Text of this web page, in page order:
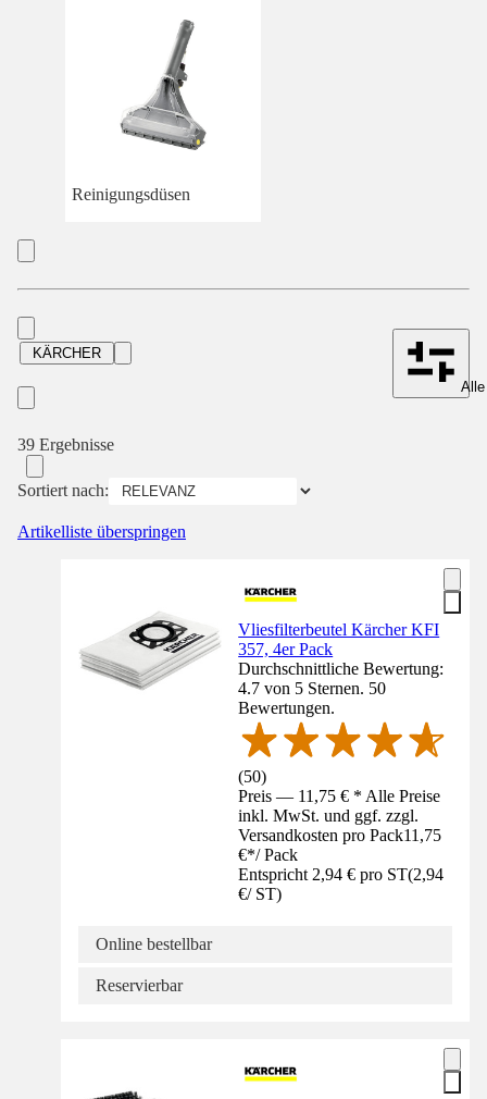
Reinigungsdüsen
KÄRCHER
39 Ergebnisse
Sortiert nach:
Artikelliste überspringen
Vliesfilterbeutel Kärcher KFI
357, 4er Pack
Durchschnittliche Bewertung:
4.7 von 5 Sternen. 50
Bewertungen.
(50)
Preis — 11,75 € * Alle Preise
inkl. MwSt. und ggf. zzgl.
Versandkosten pro Pack11,75
€*/ Pack
Entspricht 2,94 € pro ST(2,94
€/ ST)
Online bestellbar
Reservierbar